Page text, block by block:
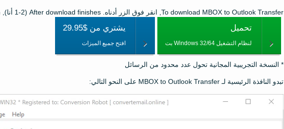
To download MBOX to Outlook Transfer , انقر فوق الزر أدناه. After download finishes (1-2 أنا),
تحميل
لنظام التشغيل Windows 32/64 بت
يشتري من $29.95
افتح جميع الميزات
* النسخة التجريبية المجانية تحول عدد محدود من الرسائل
تبدو النافذة الرئيسية لـ MBOX to Outlook Transfer على النحو التالي: